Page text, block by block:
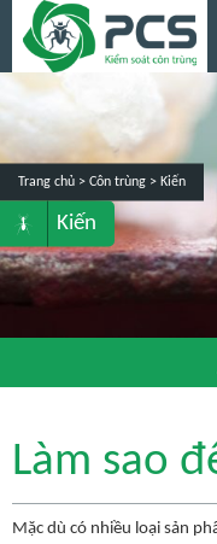
Trang chủ > Côn trùng > Kiến
Kiến
Làm sao
Mặc dù có nhiều loại sản